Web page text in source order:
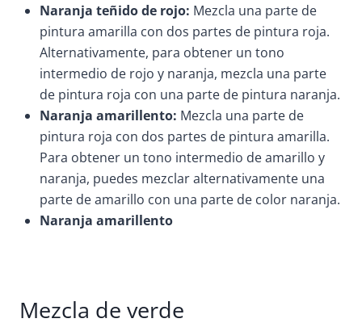
Naranja teñido de rojo: Mezcla una parte de
pintura amarilla con dos partes de pintura roja.
Alternativamente, para obtener un tono
intermedio de rojo y naranja, mezcla una parte
de pintura roja con una parte de pintura naranja.
Naranja amarillento: Mezcla una parte de
pintura roja con dos partes de pintura amarilla.
Para obtener un tono intermedio de amarillo y
naranja, puedes mezclar alternativamente una
parte de amarillo con una parte de color naranja.
Naranja amarillento
Mezcla de verde